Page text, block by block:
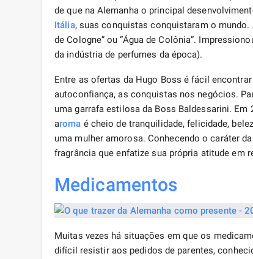
de que na Alemanha o principal
Itália, suas conquistas conquistaram o
de Cologne” ou “Água de Colônia”.
da indústria de perfumes da época).
Entre as ofertas da Hugo Boss é fácil
autoconfiança, as conquistas nos negócios.
uma garrafa estilosa da Boss Baldessarini. Em
aroma é cheio de tranquilidade, felicidade,
uma mulher amorosa. Conhecendo o caráter
fragrância que enfatize sua própria atitude em
Medicamentos
Muitas vezes há situações em que os
difícil resistir aos pedidos de parentes,